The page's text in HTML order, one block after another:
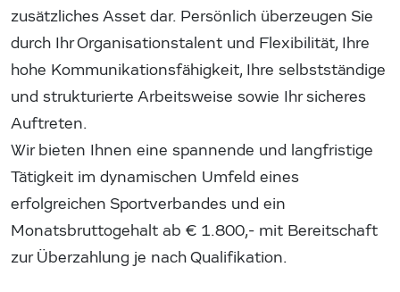
zusätzliches Asset dar. Persönlich überzeugen Sie
durch Ihr Organisationstalent und Flexibilität, Ihre
hohe Kommunikationsfähigkeit, Ihre selbstständige
und strukturierte Arbeitsweise sowie Ihr sicheres
Auftreten.
Wir bieten Ihnen eine spannende und langfristige
Tätigkeit im dynamischen Umfeld eines
erfolgreichen Sportverbandes und ein
Monatsbruttogehalt ab € 1.800,- mit Bereitschaft
zur Überzahlung je nach Qualifikation.